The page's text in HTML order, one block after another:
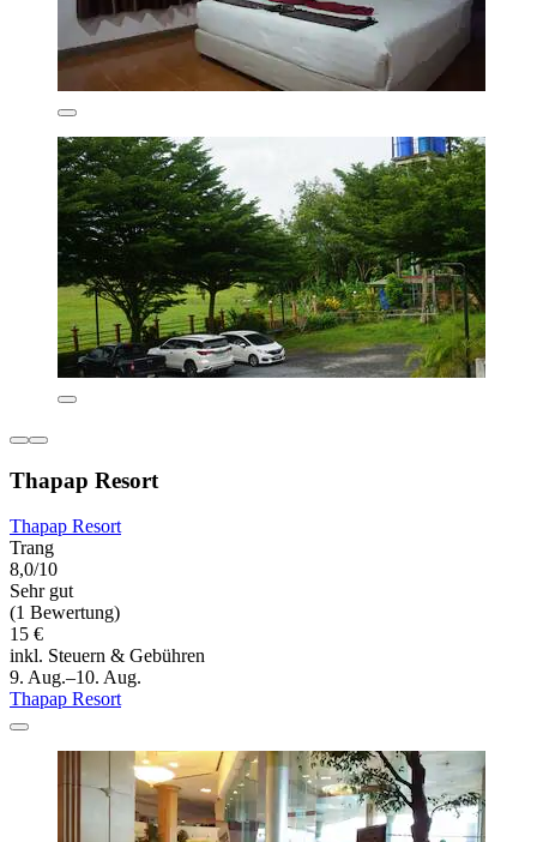
Thapap Resort
Thapap Resort
Trang
8,0/10
Sehr gut
(1 Bewertung)
15 €
inkl. Steuern & Gebühren
9. Aug.–10. Aug.
Thapap Resort